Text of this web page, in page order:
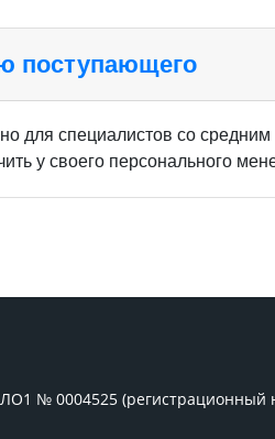
поступающего
для специалистов со
у своего персонального
№ 0004525 (регистрационный